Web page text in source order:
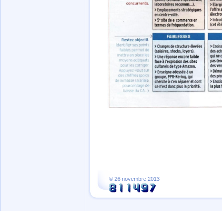
© 26 novembre 2013